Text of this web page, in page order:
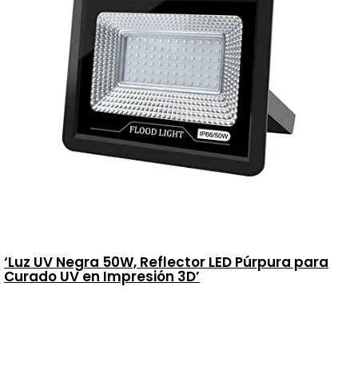
‘Luz UV Negra 50W, Reflector LED Púrpura para
Curado UV en Impresión 3D’